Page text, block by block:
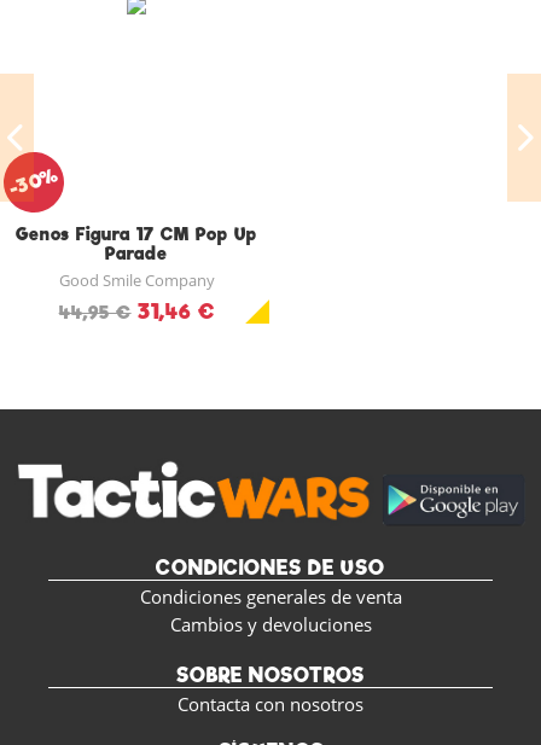
Genos Figura 17 CM Pop Up
Parade
Good Smile Company
44,95 € 31,46 €
-30%
CONDICIONES DE USO
Condiciones generales de venta
Cambios y devoluciones
SOBRE NOSOTROS
Contacta con nosotros